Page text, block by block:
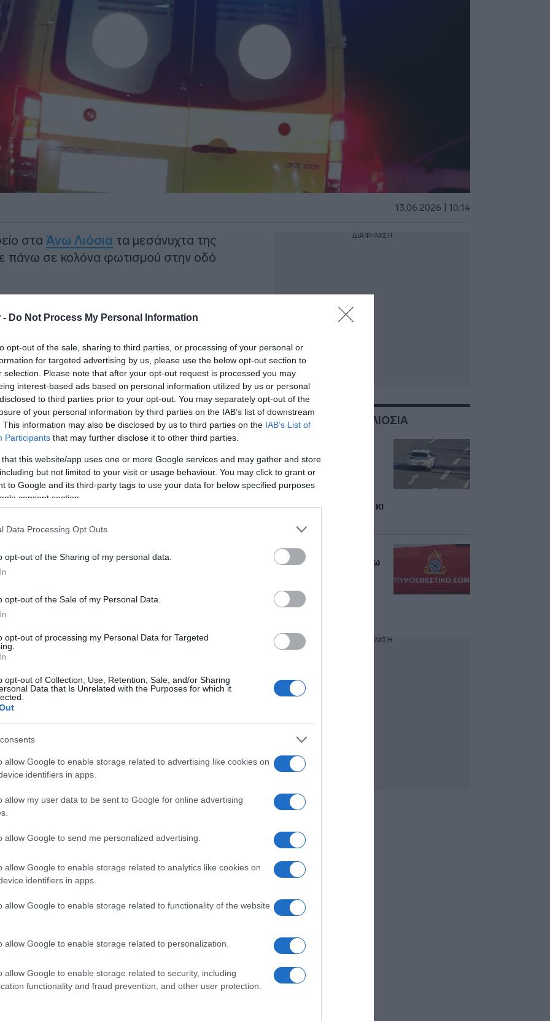
- Do Not Process My Personal Information
opt-out of the sale, sharing to third parties, or processing of your personal or
for targeted advertising by us, please use the below opt-out section to
selection. Please note that after your opt-out request is processed you may
interest-based ads based on personal information utilized by us or personal
to third parties prior to your opt-out. You may separately opt-out of the
of your personal information by third parties on the IAB’s list of downstream
This information may also be disclosed by us to third parties on the IAB’s List of
Participants that may further disclose it to other third parties.
that this website/app uses one or more Google services and may gather and store
but not limited to your visit or usage behaviour. You may click to grant or
to Google and its third-party tags to use your data for below specified purposes
consent section.
Data Processing Opt Outs
opt-out of the Sharing of my personal data.
opt-out of the Sale of my Personal Data.
opt-out of processing my Personal Data for Targeted
opt-out of Collection, Use, Retention, Sale, and/or Sharing
Data that Is Unrelated with the Purposes for which it
allow Google to enable storage related to advertising like cookies on
identifiers in apps.
allow my user data to be sent to Google for online advertising
allow Google to send me personalized advertising.
allow Google to enable storage related to analytics like cookies on
identifiers in apps.
allow Google to enable storage related to functionality of the website
allow Google to enable storage related to personalization.
allow Google to enable storage related to security, including
functionality and fraud prevention, and other user protection.
13.06.2026 | 10:14
στα Άνω Λιόσια τα μεσάνυχτα της
πάνω σε κολόνα φωτισμού στην οδό
ελαφρά τρεις επιβάτες του
στο νοσοκομείο «Ερυθρός Σταυρός».
ακόμη και διερευνώνται από
στην Google
γεννήσει σε παραλία της Ρόδου – Η
στο ρεύμα προς Πειραιά
βάσης στρατηγική
εξωστρεφή και ανθεκτική
37χρονος με 4 μαχαίρια και δύο
ΔΙΑΦΗΜΙΣΗ
ΣΧΕΤΙΚΑ ΜΕ:ΑΝΩ ΛΙΟΣΙΑ
συλλήψεις για τον
θάνατο του
72χρονου – Πέθανε
από ηλεκτροπληξία
ενώ έκλεβε καλώδια κι
Φωτιά σε χώρο
στάθμευσης στα Άνω
δύο άτομα με
εγκαύματα
ΔΙΑΦΗΜΙΣΗ